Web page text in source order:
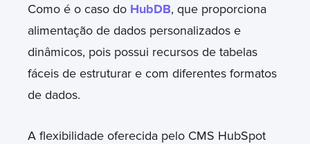
Como é o caso do HubDB, que proporciona
alimentação de dados personalizados e
dinâmicos, pois possui recursos de tabelas
fáceis de estruturar e com diferentes formatos
de dados.
A flexibilidade oferecida pelo CMS HubSpot